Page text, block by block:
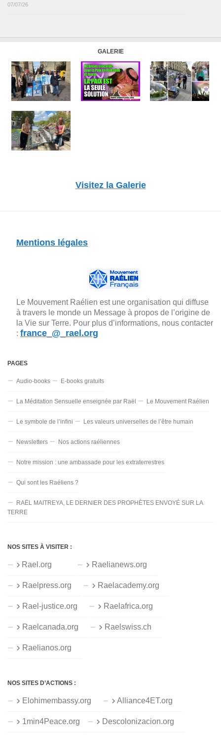
07/07/26
GALERIE
Visitez la Galerie
Mentions légales
Le Mouvement Raélien est une organisation qui diffuse
à travers le monde un Message à propos de l’origine de
la Vie sur Terre. Pour plus d’informations, nous contacter
: france_@_rael.org
PAGES
Audio-books E-books gratuits
La Méditation Sensuelle enseignée par Raël Le Mouvement Raélien
Le symbole de l’infini Les valeurs universelles de l’être humain
Newsletters Nos actions raéliennes
Notre mission : une ambassade pour les extraterrestres
Qui sont les Raéliens ?
RAËL MAITREYA, LE DERNIER DES PROPHÈTES ENVOYÉ SUR LA
TERRE
NOS SITES À VISITER :
Rael.org Raelianews.org
Raelpress.org Raelacademy.org
Rael-justice.org Raelafrica.org
Raelcanada.org Raelswiss.ch
Raelianos.org
NOS SITES D’ACTIONS :
Elohimembassy.org Alliance4ET.org
1min4Peace.org Descolonizacion.org